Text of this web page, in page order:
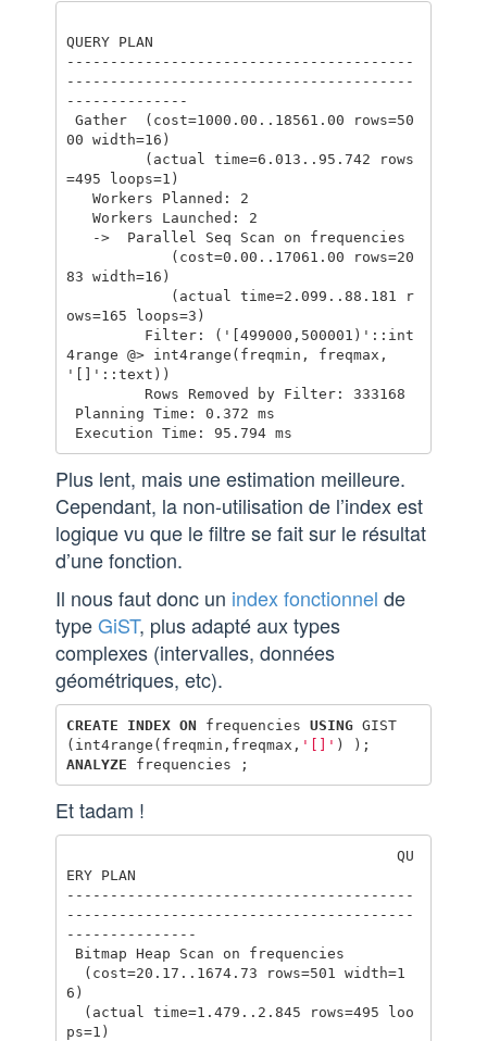
QUERY PLAN
----------------------------------------
----------------------------------------
--------------
Gather  (cost=1000.00..18561.00 rows=50
00 width=16)
=495 loops=1)
   Workers Planned: 2
   Workers Launched: 2
83 width=16)
ows=165 loops=3)
4range @> int4range(freqmin, freqmax,
'[]'::text))
Plus lent, mais une estimation meilleure.
Cependant, la non-utilisation de l’index est
logique vu que le filtre se fait sur le résultat
d’une fonction.
Il nous faut donc un index fonctionnel de
typeGiST, plus adapté aux types
complexes (intervalles, données
géométriques, etc).
CREATE INDEX ON frequencies USING GIST
( int4range ( freqmin , freqmax , '[]' )
);
ANALYZE
frequencies ;
Et tadam !
                                      QU
ERY PLAN
----------------------------------------
----------------------------------------
---------------
6)
ps=1)